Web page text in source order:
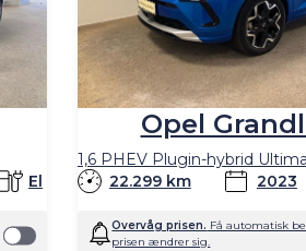
El
Opel
22.299 km
2023
Overvåg prisen. Få automatisk
prisen ændrer sig.